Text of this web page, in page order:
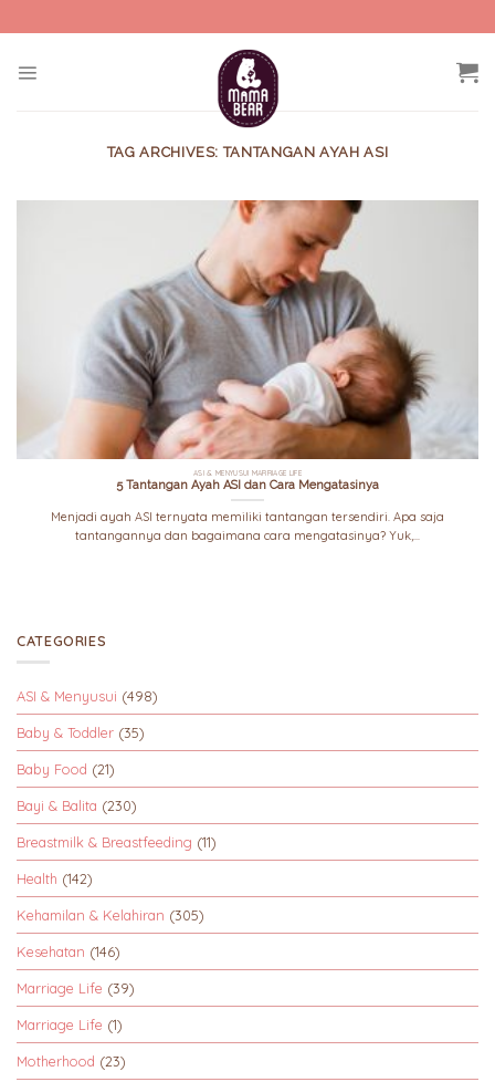
to
TAG ARCHIVES:TANTANGAN AYAH ASI
ASI & MENYUSUI MARRIAGE LIFE
5 Tantangan Ayah ASI dan Cara Mengatasinya
Menjadi ayah ASI ternyata memiliki tantangan tersendiri. Apa saja
tantangannya dan bagaimana cara mengatasinya? Yuk,...
CATEGORIES
ASI & Menyusui (498)
Baby & Toddler (35)
Baby Food (21)
Bayi & Balita (230)
Breastmilk & Breastfeeding (11)
Health (142)
Kehamilan & Kelahiran (305)
Kesehatan (146)
Marriage Life (39)
Marriage Life (1)
Motherhood (23)